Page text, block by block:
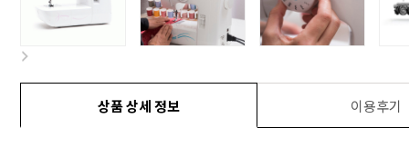
상품 상세 정보 이용후기